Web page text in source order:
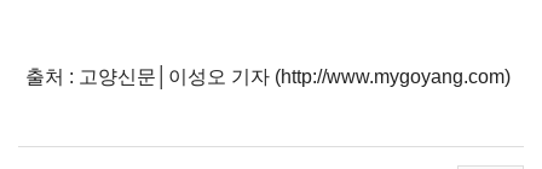
출처 : 고양신문│이성오 기자 (http://www.mygoyang.com)